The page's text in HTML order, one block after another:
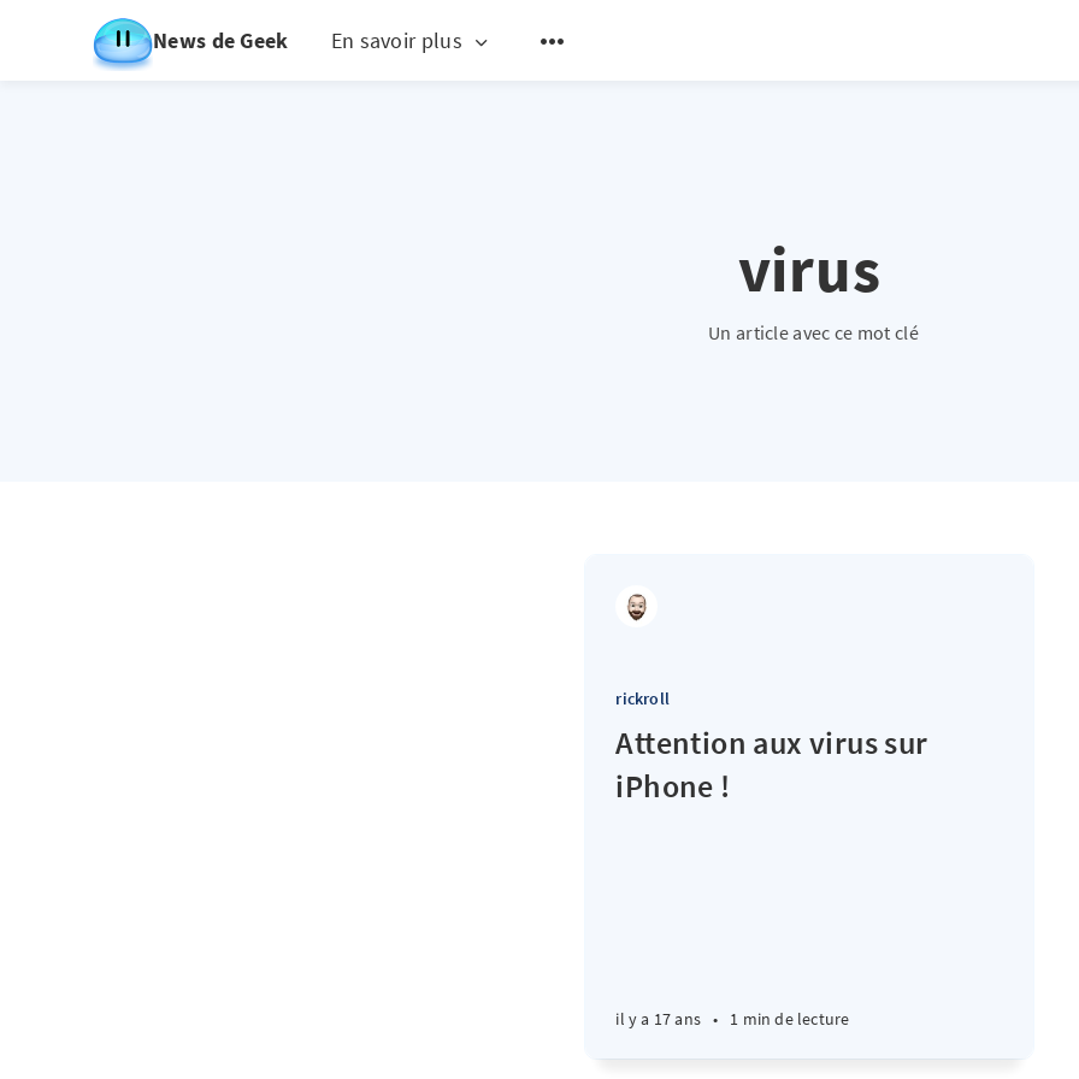
News de Geek En savoir plus
virus
Un article avec ce mot clé
rickroll
Attention aux virus sur
iPhone !
il y a 17 ans • 1 min de lecture